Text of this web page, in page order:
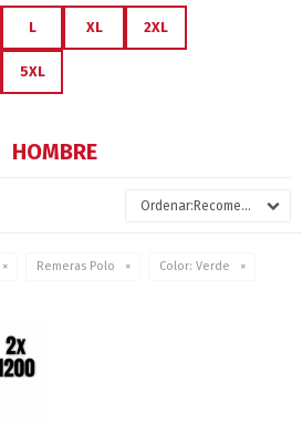
L XL 2XL
5XL
HOMBRE
Recomendados
Remeras Polo Color: Verde